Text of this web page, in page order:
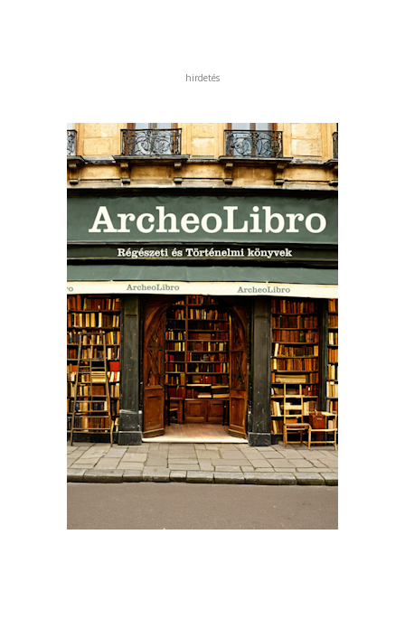
hirdetés